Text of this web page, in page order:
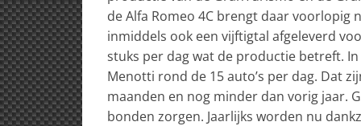
de Alfa Romeo 4C brengt daar voorlopig
inmiddels ook een vijftigtal afgeleverd
stuks per dag wat de productie betreft.
Menotti rond de 15 auto’s per dag. Dat
maanden en nog minder dan vorig jaar.
bonden zorgen. Jaarlijks worden nu